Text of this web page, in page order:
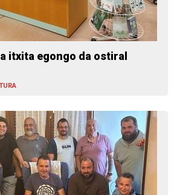
itxita egongo da ostiral